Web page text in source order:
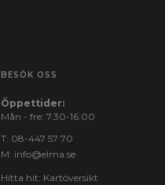
BESÖK OSS
Öppettider:
Mån - fre: 7.30-16.00
T: 08-447 57 70
M: info@elma.se
Hitta hit: Kartöversikt